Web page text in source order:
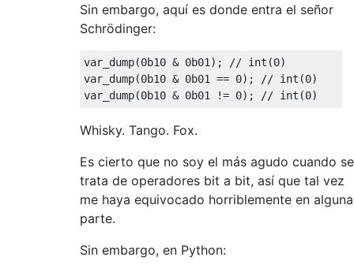
Sin embargo, aquí es donde entra el señor
Schrödinger:
var_dump(0b10 & 0b01 );
// int(0)
var_dump(0b10 & 0b01 == 0);
// int(0)
var_dump(0b10 & 0b01 != 0); // int(0)
Whisky. Tango. Fox.
Es cierto que no soy el más agudo cuando se
trata de operadores bit a bit, así que tal vez
me haya equivocado horriblemente en alguna
parte.
Sin embargo, en Python: